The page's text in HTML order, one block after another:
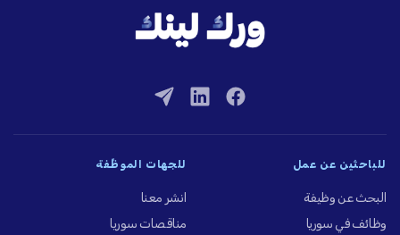
للباحثين عن عمل
البحث عن وظيفة
وظائف في سوريا
للجهات الموظِّفة
انشر معنا
مناقصات سوريا